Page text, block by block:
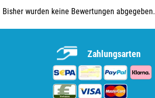
Bisher wurden keine Bewertungen abgegeben.
Zahlungsarten